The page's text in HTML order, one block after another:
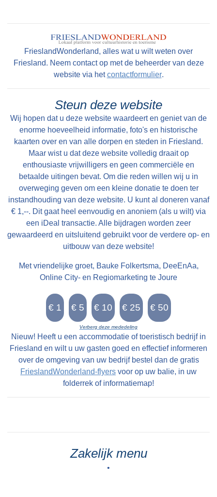
Zwischenstopp für Millionen von Vögeln
während ihrer Wanderung. Und mehr als 10.000
oft seltene Pflanzen- und Tierarten finden hier
ihre Heimat
Das niederländische und deutsche Wattenmeer
gehört seit 2009 zum UNESCO Weltkulturerbe.
Der dänische Teil soll hinzugefügt werden.
Das Wattenmeer lässt sich am besten bei
friesischen Dörfern wie Moddergat, Paesens,
Wierum, Holwerd, Zwarte Haan, Westhoek,
Harlingen oder Zürich erleben.
FrieslandWonderland, alles wat u wilt weten over
Friesland. Neem contact op met de beheerder van deze
website via hetcontactformulier.
Steun deze website
Wij hopen dat u deze website waardeert en geniet van de
enorme hoeveelheid informatie, foto's en historische
kaarten over en van alle dorpen en steden in Friesland.
Maar wist u dat deze website volledig draait op
enthousiaste vrijwilligers en geen commerciële en
betaalde uitingen bevat. Om die reden willen wij u in
overweging geven om een kleine donatie te doen ter
instandhouding van deze website. U kunt al doneren vanaf
€ 1,--. Dit gaat heel eenvoudig en anoniem (als u wilt) via
een iDeal transactie. Alle bijdragen worden zeer
gewaardeerd en uitsluitend gebruikt voor de verdere op- en
uitbouw van deze website!
Met vriendelijke groet, Bauke Folkertsma, DeeEnAa,
Online City- en Regiomarketing te Joure
Verberg deze mededeling
Nieuw! Heeft u een accommodatie of toeristisch bedrijf in
Friesland en wilt u uw gasten goed en effectief informeren
over de omgeving van uw bedrijf bestel dan de gratis
FrieslandWonderland-flyers voor op uw balie, in uw
folderrek of informatiemap!
Zakelijk menu
•